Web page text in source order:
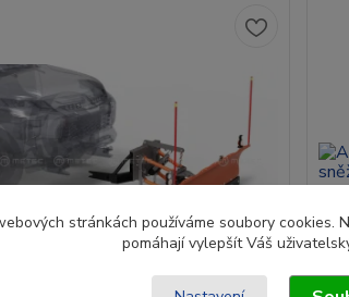
stránkách používáme soubory cookies.
pomáhají vylepšít Váš